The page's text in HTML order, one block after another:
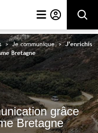
Rechercher
>Je communique>J’enrichis
Bretagne
grâce
Bretagne